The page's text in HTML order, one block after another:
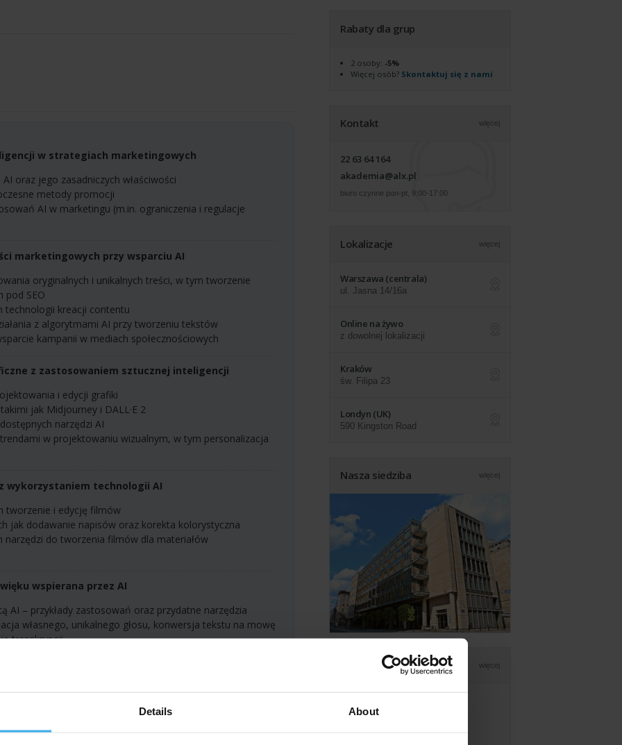
Details About
w strategiach marketingowych
AI oraz jego zasadniczych właściwości
metody promocji
marketingowych przy wsparciu AI
pod SEO
technologii kreacji contentu
z algorytmami AI przy tworzeniu tekstów
kampanii w mediach społecznościowych
z zastosowaniem sztucznej inteligencji
i edycji grafiki
jak Midjourney i DALL·E 2
narzędzi AI
wykorzystaniem technologii AI
tworzenie i edycję filmów
jak dodawanie napisów oraz korekta kolorystyczna
wspierana przez AI
AI – przykłady zastosowań oraz przydatne narzędzia
transkrypcji
działalności zespołów marketingowych
Rabaty dla grup
2 osoby: -5%
Więcej osób? Skontaktuj się z nami
Kontakt więcej
22 63 64 164
akademia@alx.pl
biuro czynne pon-pt, 9:00-17:00
Lokalizacje więcej
Warszawa (centrala)
ul. Jasna 14/16a
Online na żywo
z dowolnej lokalizacji
Kraków
św. Filipa 23
Londyn (UK)
590 Kingston Road
Nasza siedziba więcej
Wybrani klienci więcej